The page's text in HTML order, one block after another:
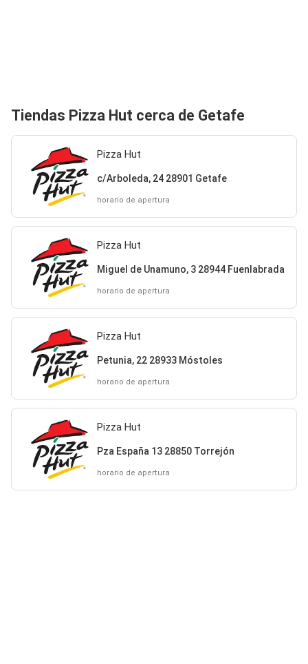
Tiendas Pizza Hut cerca de Getafe
Pizza Hut
c/Arboleda, 24 28901 Getafe
horario de apertura
Pizza Hut
Miguel de Unamuno, 3 28944 Fuenlabrada
horario de apertura
Pizza Hut
Petunia, 22 28933 Móstoles
horario de apertura
Pizza Hut
Pza España 13 28850 Torrejón
horario de apertura